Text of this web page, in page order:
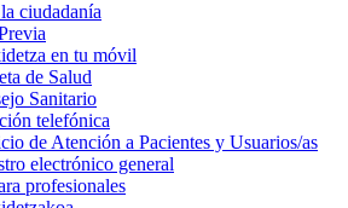
ciudadanía
en tu móvil
de Salud
Sanitario
telefónica
de Atención a Pacientes y Usuarios/as
electrónico general
profesionales